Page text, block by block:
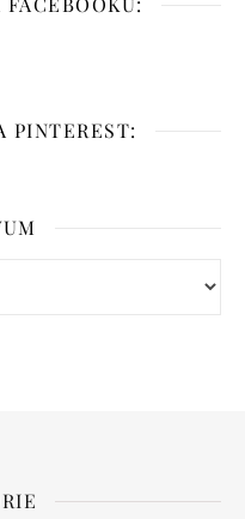
PINTEREST: